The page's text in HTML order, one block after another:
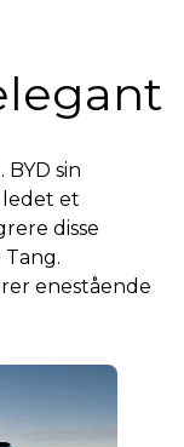
sin
ledet et
disse
enestående